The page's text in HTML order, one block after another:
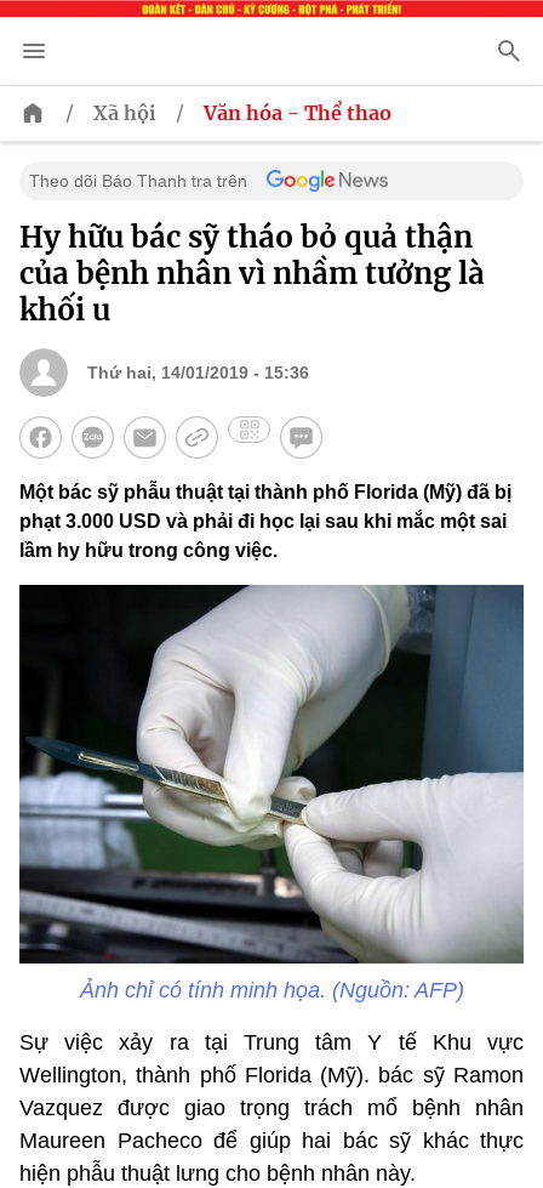
/ Xã hội / Văn hóa - Thể thao
Theo dõi Báo Thanh tra trên
Hy hữu bác sỹ tháo bỏ quả thận
của bệnh nhân vì nhầm tưởng là
khối u
Thứ hai, 14/01/2019 - 15:36
Một bác sỹ phẫu thuật tại thành phố Florida (Mỹ) đã bị
phạt 3.000 USD và phải đi học lại sau khi mắc một sai
lầm hy hữu trong công việc.
Ảnh chỉ có tính minh họa. (Nguồn: AFP)
Sự việc xảy ra tại Trung tâm Y tế Khu vực
Wellington, thành phố Florida (Mỹ). bác sỹ Ramon
Vazquez được giao trọng trách mổ bệnh nhân
Maureen Pacheco để giúp hai bác sỹ khác thực
hiện phẫu thuật lưng cho bệnh nhân này.